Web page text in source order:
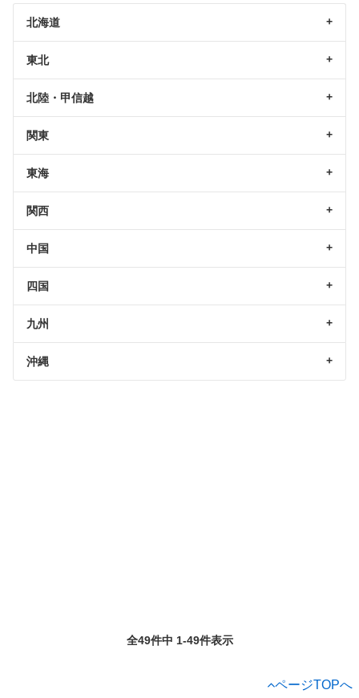
北海道
東北
北陸・甲信越
関東
東海
関西
中国
四国
九州
沖縄
全49件中 1-49件表示
ページTOPへ